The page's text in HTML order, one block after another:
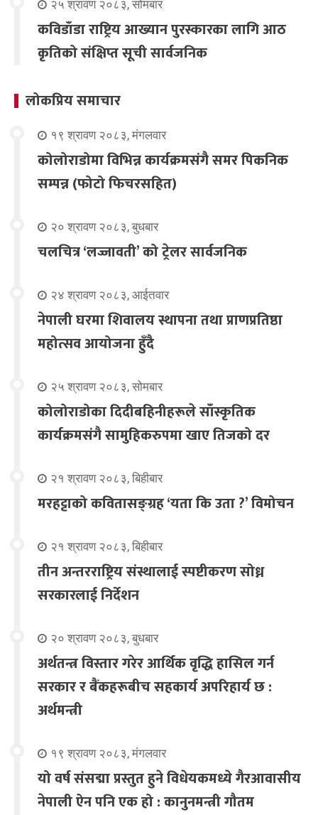
२५ श्रावण २०८३, सोमबार
कविडाँडा राष्ट्रिय आख्यान पुरस्कारका लागि आठ
कृतिको संक्षिप्त सूची सार्वजनिक
लोकप्रिय समाचार
१९ श्रावण २०८३, मंगलवार
कोलोराडोमा विभिन्न कार्यक्रमसंगै समर पिकनिक
सम्पन्न (फोटो फिचरसहित)
२० श्रावण २०८३, बुधबार
चलचित्र ‘लज्जावती’ को ट्रेलर सार्वजनिक
२४ श्रावण २०८३, आईतवार
नेपाली घरमा शिवालय स्थापना तथा प्राणप्रतिष्ठा
महोत्सव आयोजना हुँदै
२५ श्रावण २०८३, सोमबार
कोलोराडोका दिदीबहिनीहरूले साँस्कृतिक
कार्यक्रमसंगै सामुहिकरुपमा खाए तिजको दर
२१ श्रावण २०८३, बिहीबार
मरहट्टाको कवितासङ्ग्रह ‘यता कि उता ?’ विमोचन
२१ श्रावण २०८३, बिहीबार
तीन अन्तरराष्ट्रिय संस्थालाई स्पष्टीकरण सोध्न
सरकारलाई निर्देशन
२० श्रावण २०८३, बुधबार
अर्थतन्त्र विस्तार गरेर आर्थिक वृद्धि हासिल गर्न
सरकार र बैंकहरूबीच सहकार्य अपरिहार्य छ :
अर्थमन्त्री
१९ श्रावण २०८३, मंगलवार
यो वर्ष संसद्मा प्रस्तुत हुने विधेयकमध्ये गैरआवासीय
नेपाली ऐन पनि एक हो : कानुनमन्त्री गौतम